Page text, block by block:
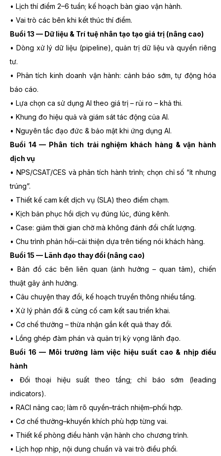
• Lịch thí điểm 2–6 tuần; kế hoạch bàn giao vận hành.
• Vai trò các bên khi kết thúc thí điểm.
Buổi 13 — Dữ liệu & Trí tuệ nhân tạo tạo giá trị (nâng cao)
• Dòng xử lý dữ liệu (pipeline), quản trị dữ liệu và quyền riêng
tư.
• Phân tích kinh doanh vận hành: cảnh báo sớm, tự động hóa
báo cáo.
• Lựa chọn ca sử dụng AI theo giá trị – rủi ro – khả thi.
• Khung đo hiệu quả và giám sát tác động của AI.
• Nguyên tắc đạo đức & bảo mật khi ứng dụng AI.
Buổi 14 — Phân tích trải nghiệm khách hàng & vận hành
dịch vụ
• NPS/CSAT/CES và phân tích hành trình; chọn chỉ số “ít nhưng
trúng”.
• Thiết kế cam kết dịch vụ (SLA) theo điểm chạm.
• Kịch bản phục hồi dịch vụ đúng lúc, đúng kênh.
• Case: giảm thời gian chờ mà không đánh đổi chất lượng.
• Chu trình phản hồi–cải thiện dựa trên tiếng nói khách hàng.
Buổi 15 — Lãnh đạo thay đổi (nâng cao)
• Bản đồ các bên liên quan (ảnh hưởng – quan tâm), chiến
thuật gây ảnh hưởng.
• Câu chuyện thay đổi, kế hoạch truyền thông nhiều tầng.
• Xử lý phản đối & củng cố cam kết sau triển khai.
• Cơ chế thưởng – thừa nhận gắn kết quả thay đổi.
• Lồng ghép đàm phán và quản trị kỳ vọng lãnh đạo.
Buổi 16 — Môi trường làm việc hiệu suất cao & nhịp điều
hành
• Đối thoại hiệu suất theo tầng; chỉ báo sớm (leading
indicators).
• RACI nâng cao; làm rõ quyền–trách nhiệm–phối hợp.
• Cơ chế thưởng–khuyến khích phù hợp từng vai.
• Thiết kế phòng điều hành vận hành cho chương trình.
• Lịch họp nhịp, nội dung chuẩn và vai trò điều phối.